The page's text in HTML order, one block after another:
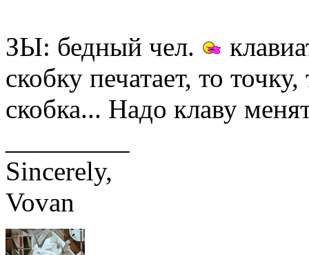
ЗЫ: бедный чел.
скобку печатает, то
скобка... Надо клаву
Sincerely,
Vovan